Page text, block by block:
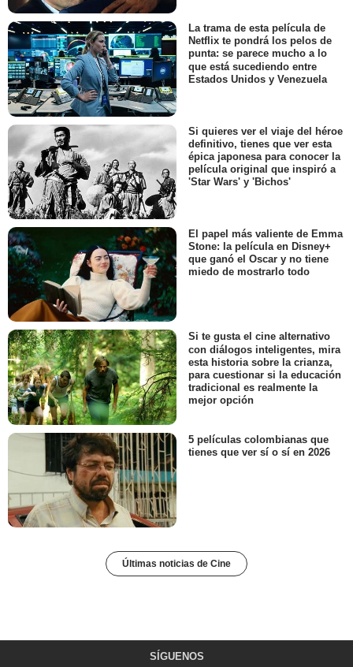
La trama de esta película de
Netflix te pondrá los pelos de
punta: se parece mucho a lo
que está sucediendo entre
Estados Unidos y Venezuela
Si quieres ver el viaje del héroe
definitivo, tienes que ver esta
épica japonesa para conocer la
película original que inspiró a
'Star Wars' y 'Bichos'
El papel más valiente de Emma
Stone: la película en Disney+
que ganó el Oscar y no tiene
miedo de mostrarlo todo
Si te gusta el cine alternativo
con diálogos inteligentes, mira
esta historia sobre la crianza,
para cuestionar si la educación
tradicional es realmente la
mejor opción
5 películas colombianas que
tienes que ver sí o sí en 2026
Últimas noticias de Cine
SÍGUENOS